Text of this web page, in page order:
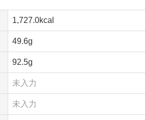
1,727.0kcal
49.6g
92.5g
未入力
未入力